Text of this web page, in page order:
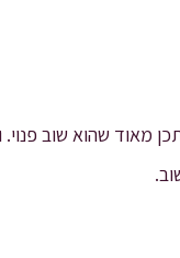
מאוד שהוא שוב